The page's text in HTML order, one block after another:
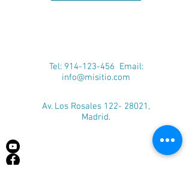
Av. Los Rosales 122- 28021,
Madrid.
Tel: 914-123-456 Email:
info@misitio.com